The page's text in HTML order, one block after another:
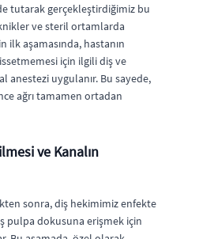
tutarak gerçekleştirdiğimiz bu
ve steril ortamlarda
aşamasında, hastanın
için ilgili diş ve
anestezi uygulanır. Bu sayede,
ağrı tamamen ortadan
ve Kanalın
sonra, diş hekimimiz enfekte
pulpa dokusuna erişmek için